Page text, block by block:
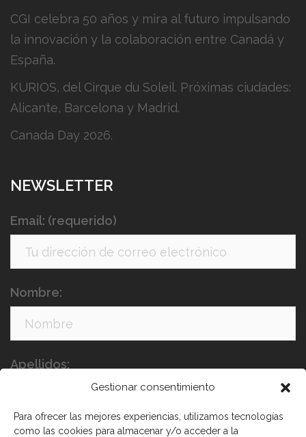
Gestionar consentimiento
Para ofrecer las mejores experiencias, utilizamos tecnologías
como las cookies para almacenar y/o acceder a la
CGI celebra 50 años y mira al futuro impulsando
la innovación y la colaboración entre Canadá y
España.
KURIOS, del Cirque du Soleil. Próximas ciudades:
Alicante, Barcelona y Madrid.
Canada Day 2026.
NEWSLETTER
Email: (requerido)
Nombre:
Apellidos: